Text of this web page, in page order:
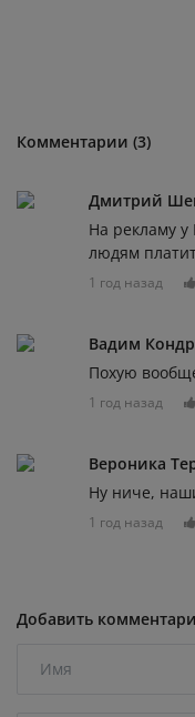
Комментарии (3)
Дмитрий
На рекламу у
людям
1 год назад
Вадим
Похую
1 год назад
Вероника
Ну ниче,
1 год назад
Добавить